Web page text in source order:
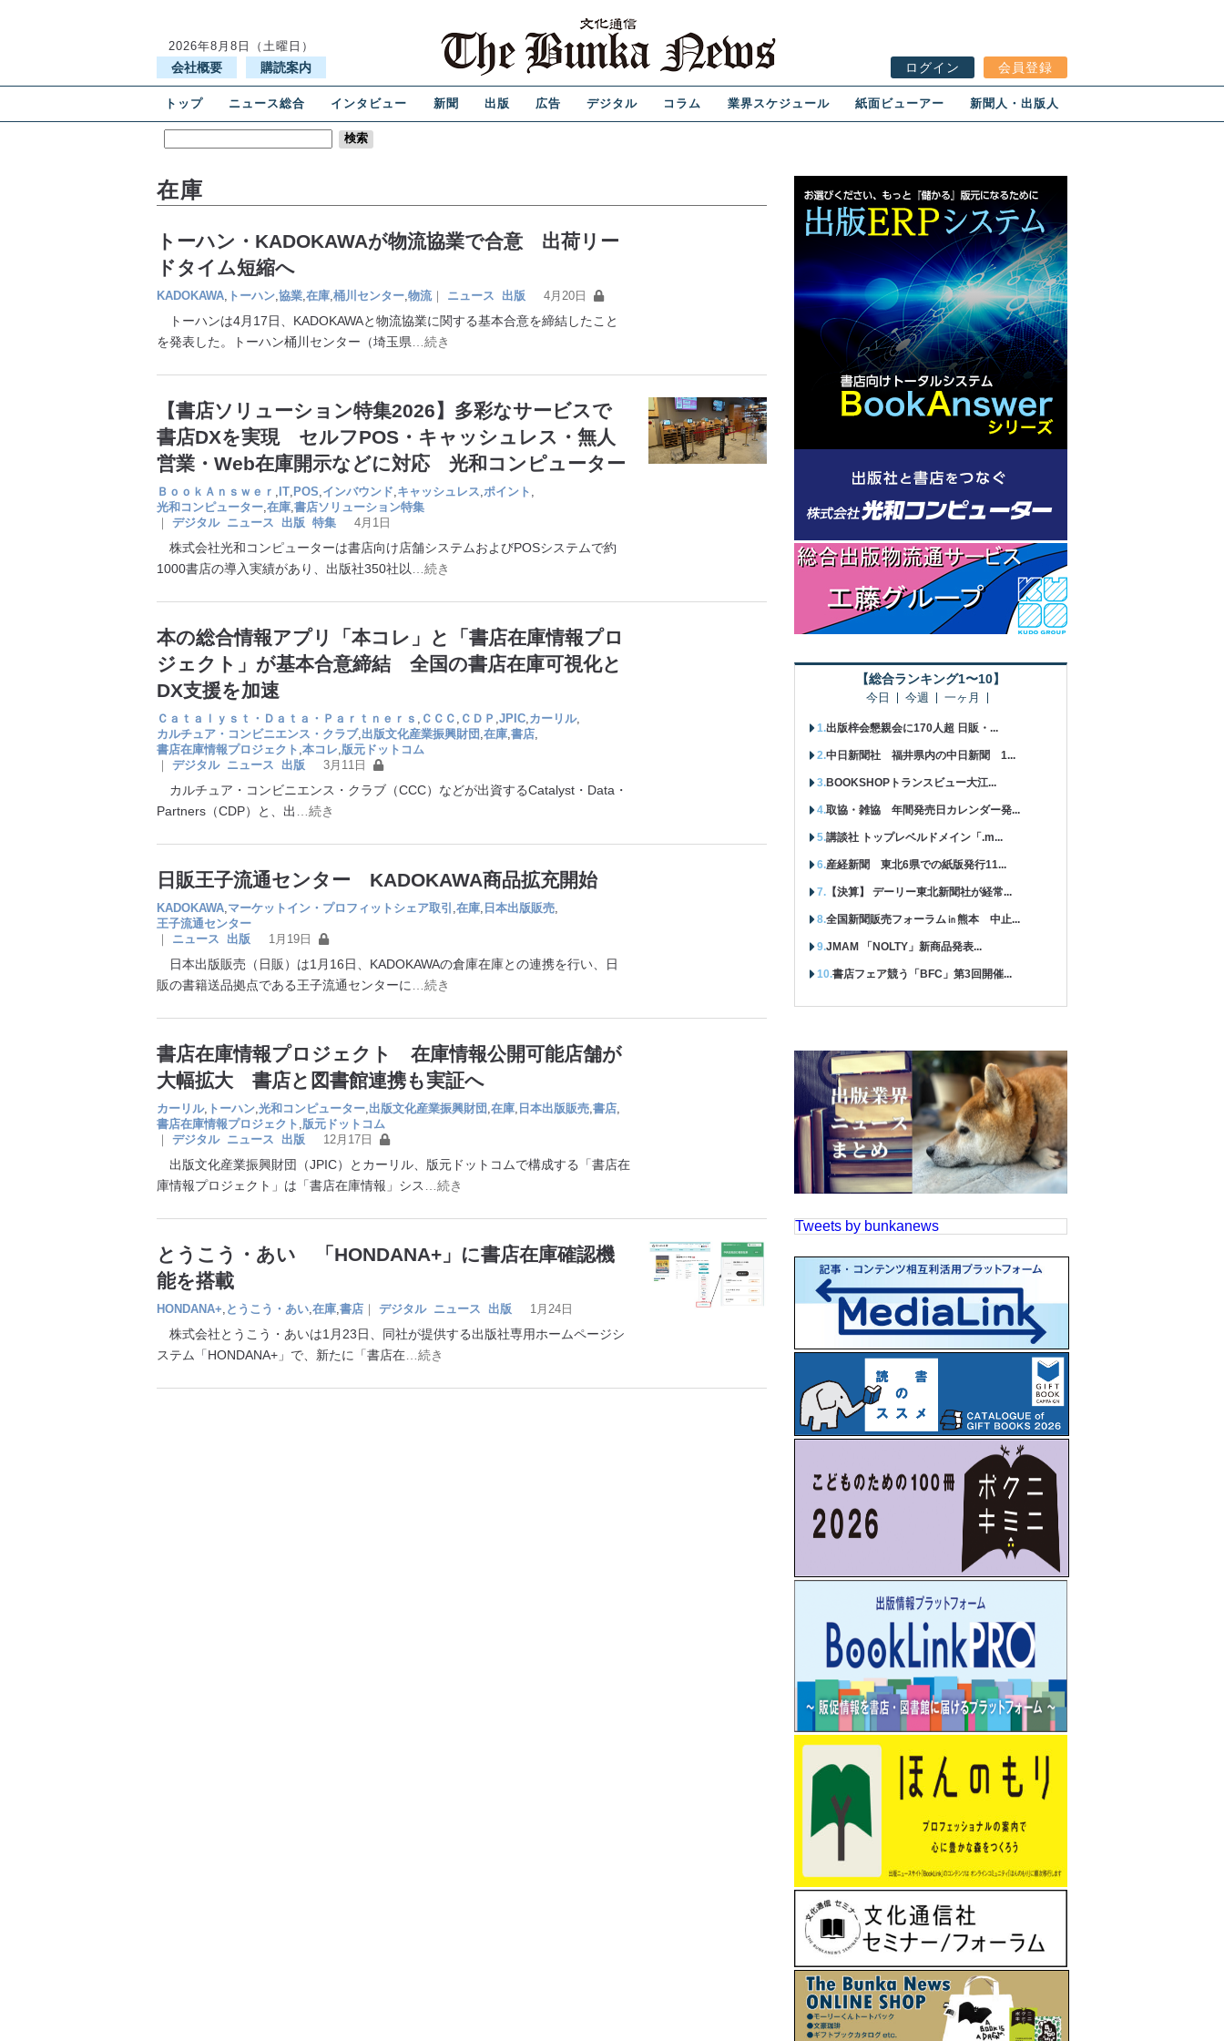
2026年8月8日（土曜日）
会社概要 購読案内 ログイン 会員登録
トップ ニュース総合 インタビュー 新聞 出版 広告 デジタル コラム 業界スケジュール 紙面ビューアー 新聞人・出版人
在庫
トーハン・KADOKAWAが物流協業で合意 出荷リー
ドタイム短縮へ
KADOKAWA, トーハン,協業,在庫,桶川センター,物流｜ ニュース 出版 4月20日
トーハンは4月17日、KADOKAWAと物流協業に関する基本合意を締結したこと
を発表した。トーハン桶川センター（埼玉県 …続き
【書店ソリューション特集2026】多彩なサービスで
書店DXを実現 セルフPOS・キャッシュレス・無人
営業・Web在庫開示などに対応 光和コンピューター
ＢｏｏｋＡｎｓｗｅｒ , IT, POS,インバウンド,キャッシュレス,ポイント ,
光和コンピューター,在庫,書店ソリューション特集
｜
デジタル ニュース 出版 特集 4月1日
株式会社光和コンピューターは書店向け店舗システムおよびPOSシステムで約
1000書店の導入実績があり、出版社350社以
…続き
本の総合情報アプリ「本コレ」と「書店在庫情報プロ
ジェクト」が基本合意締結 全国の書店在庫可視化と
DX支援を加速
Ｃａｔａｌｙｓｔ・Ｄａｔａ・Ｐａｒｔｎｅｒｓ , ＣＣＣ , ＣＤＰ ,JPIC,カーリル,
カルチュア・コンビニエンス・クラブ,出版文化産業振興財団 ,在庫,書店,
書店在庫情報プロジェクト ,本コレ,版元ドットコム
｜
デジタル ニュース 出版 3月11日
カルチュア・コンビニエンス・クラブ（CCC）などが出資するCatalyst・Data・
Partners（CDP）と、出
…続き
日販王子流通センター KADOKAWA商品拡充開始
KADOKAWA,マーケットイン・プロフィットシェア取引 ,在庫, 日本出版販売,
王子流通センター
｜
ニュース 出版 1月19日
日本出版販売（日販）は1月16日、KADOKAWAの倉庫在庫との連携を行い、日
販の書籍送品拠点である王子流通センターに
…続き
書店在庫情報プロジェクト 在庫情報公開可能店舗が
大幅拡大 書店と図書館連携も実証へ
カーリル, トーハン,光和コンピューター,出版文化産業振興財団 ,在庫, 日本出版販売,書店,
書店在庫情報プロジェクト ,版元ドットコム
｜
デジタル ニュース 出版 12月17日
出版文化産業振興財団（JPIC）とカーリル、版元ドットコムで構成する「書店在
庫情報プロジェクト」は「書店在庫情報」シス
…続き
とうこう・あい 「HONDANA+」に書店在庫確認機
能を搭載
HONDANA+, とうこう・あい,在庫,書店 ｜ デジタル ニュース 出版 1月24日
株式会社とうこう・あいは1月23日、同社が提供する出版社専用ホームページシ
ステム「HONDANA+」で、新たに「書店在 …続き
【総合ランキング1〜10】
今日 今週 一ヶ月
出版梓会懇親会に170人超 日販・...
中日新聞社 福井県内の中日新聞 1...
BOOKSHOPトランスビュー大江...
取協・雑協 年間発売日カレンダー発...
講談社 トップレベルドメイン「.m...
産経新聞 東北6県での紙版発行11...
【決算】 デーリー東北新聞社が経常...
全国新聞販売フォーラム㏌熊本 中止...
JMAM 「NOLTY」新商品発表...
書店フェア競う「BFC」第3回開催...
Tweets by bunkanews